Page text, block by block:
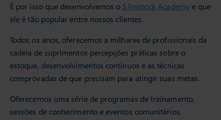
É por isso que desenvolvemos o Slimstock Academye que
ele é tão popular entre nossos clientes.
Todos os anos, oferecemos a milhares de profissionais da
cadeia de suprimentos percepções práticas sobre o
estoque, desenvolvimentos contínuos e as técnicas
comprovadas de que precisam para atingir suas metas.
Oferecemos uma série de programas de treinamento,
sessões de conhecimento e eventos comunitários.